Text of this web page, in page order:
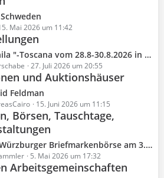
Mai 2026 um 11:42
"-Toscana vom 28.8-30.8.2026 in Gmunden/ Österreich
27. Juli 2026 um 20:55
und Auktionshäuser
Feldman
15. Juni 2026 um 11:15
Börsen, Tauschtage,
Briefmarkenbörse am 3. Mai 2026
5. Mai 2026 um 17:32
Arbeitsgemeinschaften